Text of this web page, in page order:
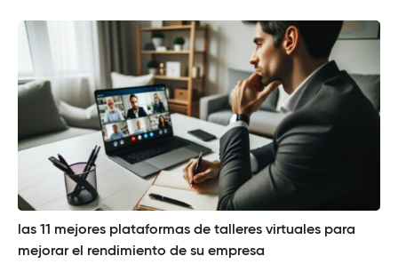
las 11 mejores plataformas de talleres virtuales para
mejorar el rendimiento de su empresa